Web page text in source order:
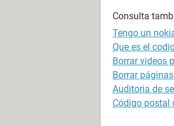
Consulta
Tengo un
Que es el
Borrar videos
Borrar
Auditoria de
Código postal